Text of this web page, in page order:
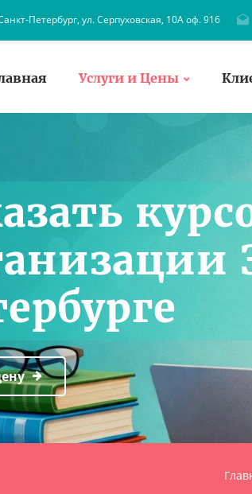
Петербург, ул. Серпуховская, 10А оф. 916
Услуги и Цены